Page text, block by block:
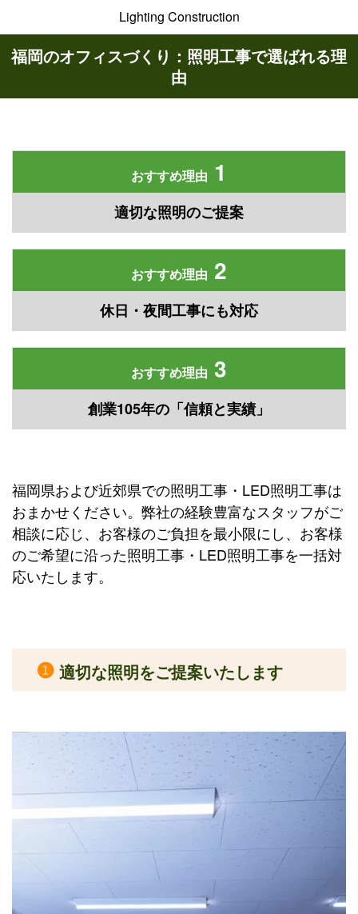
Lighting Construction
福岡のオフィスづくり：照明工事で選ばれる理
由
おすすめ理由 1
適切な照明のご提案
おすすめ理由 2
休日・夜間工事にも対応
おすすめ理由 3
創業105年の「信頼と実績」
福岡県および近郊県での照明工事・LED照明工事は
おまかせください。弊社の経験豊富なスタッフがご
相談に応じ、お客様のご負担を最小限にし、お客様
のご希望に沿った照明工事・LED照明工事を一括対
応いたします。
❶ 適切な照明をご提案いたします